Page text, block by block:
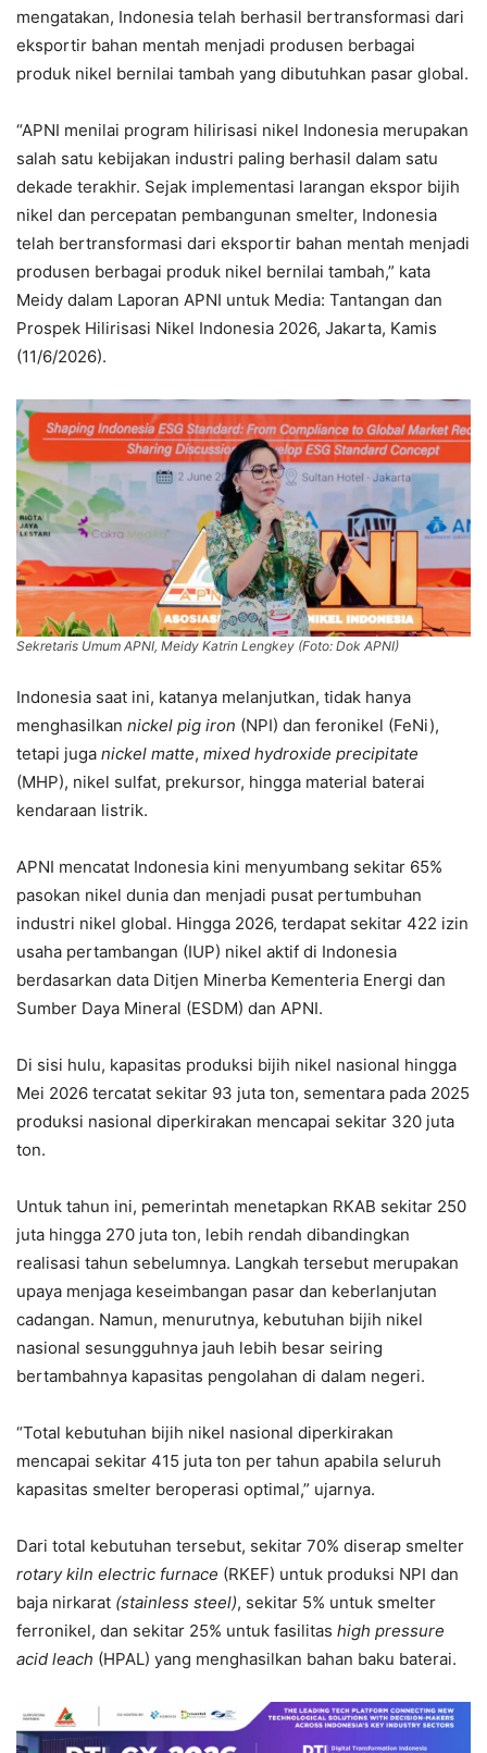
mengatakan, Indonesia telah berhasil bertransformasi dari
eksportir bahan mentah menjadi produsen berbagai
produk nikel bernilai tambah yang dibutuhkan pasar global.
“APNI menilai program hilirisasi nikel Indonesia merupakan
salah satu kebijakan industri paling berhasil dalam satu
dekade terakhir. Sejak implementasi larangan ekspor bijih
nikel dan percepatan pembangunan smelter, Indonesia
telah bertransformasi dari eksportir bahan mentah menjadi
produsen berbagai produk nikel bernilai tambah,” kata
Meidy dalam Laporan APNI untuk Media: Tantangan dan
Prospek Hilirisasi Nikel Indonesia 2026, Jakarta, Kamis
(11/6/2026).
Sekretaris Umum APNI, Meidy Katrin Lengkey (Foto: Dok APNI)
Indonesia saat ini, katanya melanjutkan, tidak hanya
menghasilkan nickel pig iron (NPI) dan feronikel (FeNi),
tetapi juga nickel matte, mixed hydroxide precipitate
(MHP), nikel sulfat, prekursor, hingga material baterai
kendaraan listrik.
APNI mencatat Indonesia kini menyumbang sekitar 65%
pasokan nikel dunia dan menjadi pusat pertumbuhan
industri nikel global. Hingga 2026, terdapat sekitar 422 izin
usaha pertambangan (IUP) nikel aktif di Indonesia
berdasarkan data Ditjen Minerba Kementeria Energi dan
Sumber Daya Mineral (ESDM) dan APNI.
Di sisi hulu, kapasitas produksi bijih nikel nasional hingga
Mei 2026 tercatat sekitar 93 juta ton, sementara pada 2025
produksi nasional diperkirakan mencapai sekitar 320 juta
ton.
Untuk tahun ini, pemerintah menetapkan RKAB sekitar 250
juta hingga 270 juta ton, lebih rendah dibandingkan
realisasi tahun sebelumnya. Langkah tersebut merupakan
upaya menjaga keseimbangan pasar dan keberlanjutan
cadangan. Namun, menurutnya, kebutuhan bijih nikel
nasional sesungguhnya jauh lebih besar seiring
bertambahnya kapasitas pengolahan di dalam negeri.
“Total kebutuhan bijih nikel nasional diperkirakan
mencapai sekitar 415 juta ton per tahun apabila seluruh
kapasitas smelter beroperasi optimal,” ujarnya.
Dari total kebutuhan tersebut, sekitar 70% diserap smelter
rotary kiln electric furnace (RKEF) untuk produksi NPI dan
baja nirkarat (stainless steel), sekitar 5% untuk smelter
ferronikel, dan sekitar 25% untuk fasilitas high pressure
acid leach (HPAL) yang menghasilkan bahan baku baterai.